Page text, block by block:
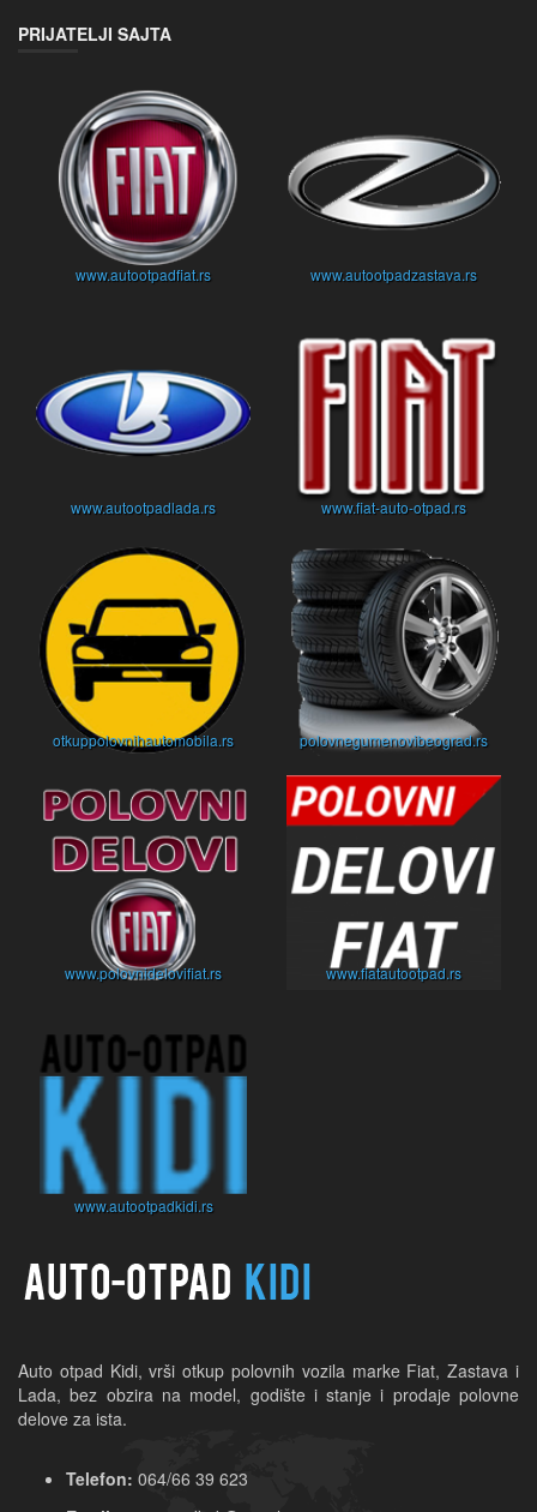
PRIJATELJI SAJTA
www.autootpadfiat.rs www.autootpadzastava.rs
www.autootpadlada.rs www.fiat-auto-otpad.rs
otkuppolovnihautomobila.rs polovnegumenovibeograd.rs
www.polovnidelovifiat.rs www.fiatautootpad.rs
www.autootpadkidi.rs
Auto otpad Kidi, vrši otkup polovnih vozila marke Fiat, Zastava i
Lada, bez obzira na model, godište i stanje i prodaje polovne
delove za ista.
Telefon: 064/66 39 623